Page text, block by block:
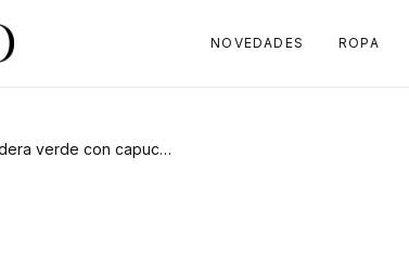
NOVEDADES ROPA
Sudadera verde con capucha LOU
Pasa el cursor para ampliar